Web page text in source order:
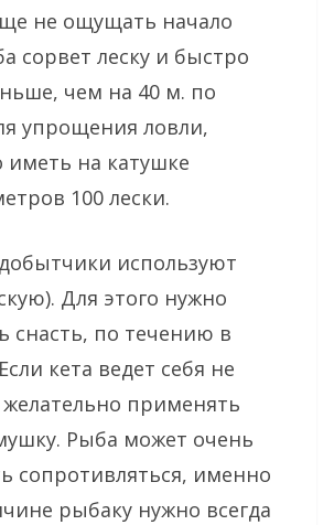
не ощущать начало
сорвет леску и быстро
чем на 40 м. по
упрощения ловли,
иметь на катушке
100 лески.
используют
Для этого нужно
снасть, по течению в
кета ведет себя не
применять
Рыба может очень
сопротивляться, именно
рыбаку нужно всегда